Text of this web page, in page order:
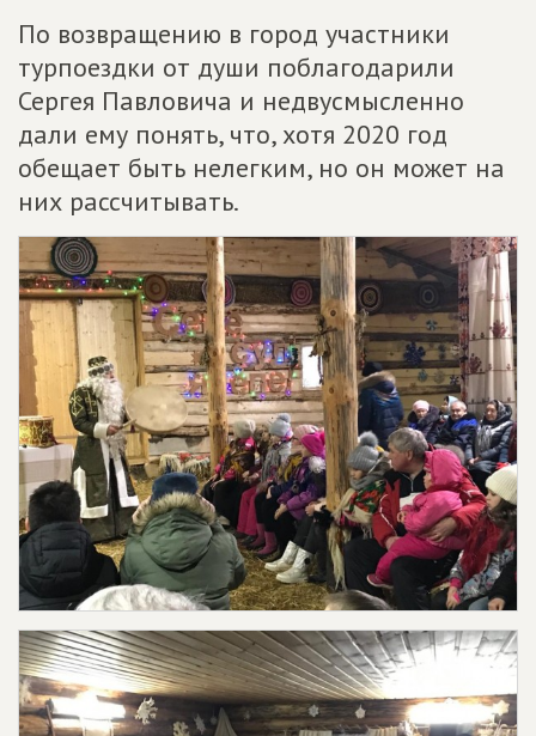
По возвращению в город участники
турпоездки от души поблагодарили
Сергея Павловича и недвусмысленно
дали ему понять, что, хотя 2020 год
обещает быть нелегким, но он может на
них рассчитывать.